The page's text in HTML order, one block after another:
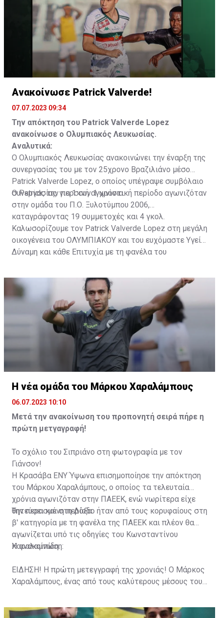
Ανακοίνωσε Patrick Valverde!
07.07.2023 09:34
Την απόκτηση του Patrick Valverde Lopez
ανακοίνωσε ο Ολυμπιακός Λευκωσίας.
Αναλυτικά:
Ο Ολυμπιακός Λευκωσίας ανακοινώνει την έναρξη της
συνεργασίας του με τον 25χρονο Βραζιλιάνο μέσο
Patrick Valverde Lopez, ο οποίος υπέγραψε συμβόλαιο
συνεργασίας για 1 συν 1 χρόνια.
Ο Patrick, την περσινή αγωνιστική περίοδο αγωνιζόταν
στην ομάδα του Π.Ο. Ξυλοτύμπου 2006,
καταγράφοντας 19 συμμετοχές και 4 γκολ.
Καλωσορίζουμε τον Patrick Valverde Lopez στη μεγάλη
οικογένεια του ΟΛΥΜΠΙΑΚΟΥ και του ευχόμαστε Υγεία,
Δύναμη και κάθε Επιτυχία με τη φανέλα του
Η νέα ομάδα του Μάρκου Χαραλάμπους
06.07.2023 10:10
Μετά την ανακοίνωση του προπονητή σειρά πήρε η
πρώτη μετγαγραφή!
Το σχόλιο του Σιπριάνο στη φωτογραφία με τον
Γιάνσον!
Η Κρασάβα ΕΝΥ Ύψωνα επισημοποίησε την απόκτηση
του Μάρκου Χαραλάμπους, ο οποίος τα τελευταία
χρόνια αγωνιζόταν στην ΠΑΕΕΚ, ενώ νωρίτερα είχε
θητεύσει και στη Δόξα.
Την περασμένη περίοδο ήταν από τους κορυφαίους στη
β' κατηγορία με τη φανέλα της ΠΑΕΕΚ και πλέον θα
αγωνίζεται υπό τις οδηγίες του Κωνσταντίνου
Χαραλαμπίδη.
Η ανακοίνωση:
ΕΙΔΗΣΗ! Η πρώτη μετεγγραφή της χρονιάς! Ο Μάρκος
Χαραλάμπους, ένας από τους καλύτερους μέσους του
χρόνια. Έπαιξε επίσης στην Δόξα Κατοκωπιάς ενώ